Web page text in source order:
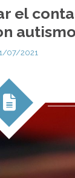
el
autismo
07/2021